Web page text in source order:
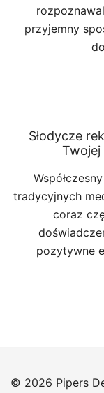
przyjemny
Słodycze
Twojej
tradycyjnych
coraz
pozytywne
© 2026 Pipers